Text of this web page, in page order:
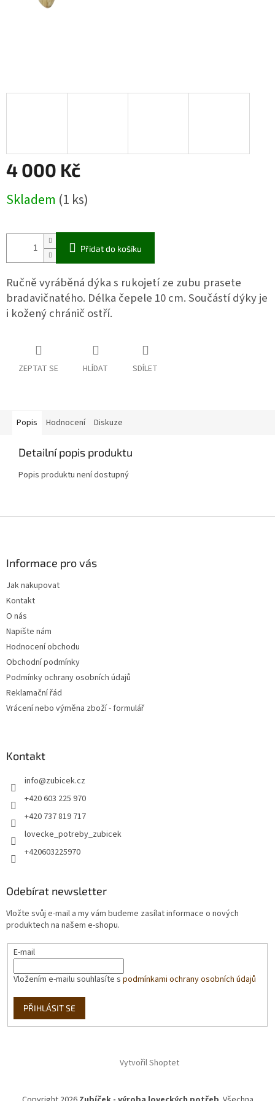
4 000 Kč
cena:
Skladem (1 ks)
Přidat do košíku
Ručně vyráběná dýka s rukojetí ze zubu prasete
bradavičnatého. Délka čepele 10 cm. Součástí dýky je
i kožený chránič ostří.
ZEPTAT SE HLÍDAT SDÍLET
Popis Hodnocení Diskuze
Detailní popis produktu
Popis produktu není dostupný
Informace pro vás
Jak nakupovat
Kontakt
O nás
Napište nám
Hodnocení obchodu
Obchodní podmínky
Podmínky ochrany osobních údajů
Reklamační řád
Vrácení nebo výměna zboží - formulář
Kontakt
info@zubicek.cz
+420 603 225 970
+420 737 819 717
lovecke_potreby_zubicek
+420603225970
Odebírat newsletter
Vložte svůj e-mail a my vám budeme zasílat informace o nových
produktech na našem e-shopu.
E-mail
Vložením e-mailu souhlasíte s podmínkami ochrany osobních údajů
PŘIHLÁSIT SE
Vytvořil Shoptet